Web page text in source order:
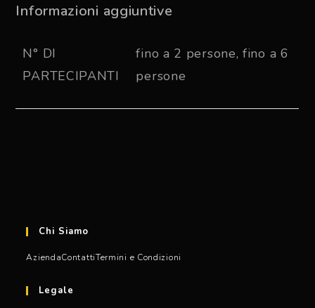
Informazioni aggiuntive
N° DI
PARTECIPANTI
fino a 2 persone, fino a 6
persone
Chi Siamo
AziendaContattiTermini e Condizioni
Legale